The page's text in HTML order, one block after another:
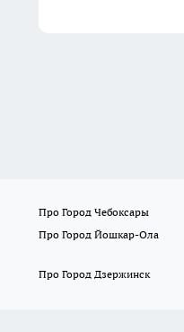
Про Город Чебоксары
Про Город Йошкар-Ола
Про Город Дзержинск